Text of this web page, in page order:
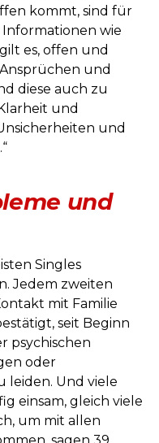
kommt, sind für
Informationen wie
es, offen und
und
diese auch zu
und
und
und
Singles
Jedem zweiten
mit Familie
seit Beginn
psychischen
oder
leiden. Und viele
einsam, gleich viele
um mit allen